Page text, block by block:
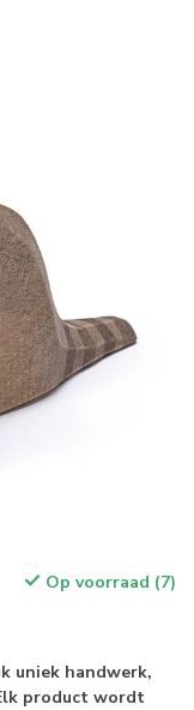
Op voorraad (7)
uniek handwerk,
product wordt